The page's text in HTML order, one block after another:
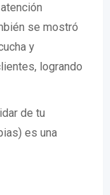
se mostró
y
logrando
de tu
es una